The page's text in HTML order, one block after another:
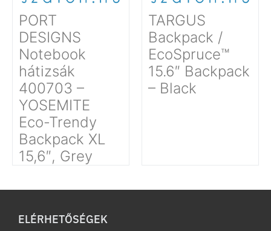
PORT
DESIGNS
Notebook
hátizsák
400703 –
YOSEMITE
Eco-Trendy
Backpack XL
15,6″, Grey
TARGUS
Backpack /
EcoSpruce™
15.6″ Backpack
– Black
ELÉRHETŐSÉGEK